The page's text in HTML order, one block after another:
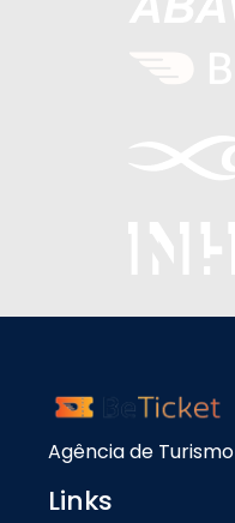
Agência de Turismo
Links